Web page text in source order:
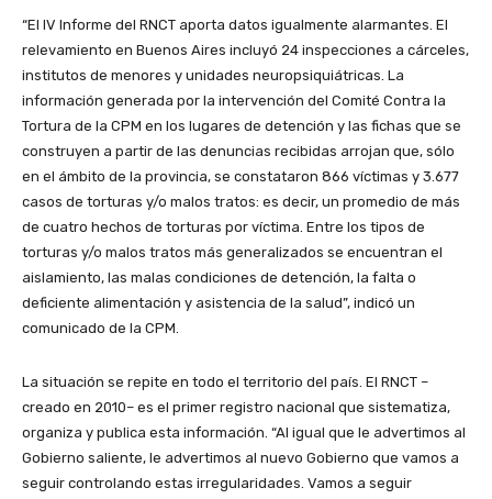
“El IV Informe del RNCT aporta datos igualmente alarmantes. El
relevamiento en Buenos Aires incluyó 24 inspecciones a cárceles,
institutos de menores y unidades neuropsiquiátricas. La
información generada por la intervención del Comité Contra la
Tortura de la CPM en los lugares de detención y las fichas que se
construyen a partir de las denuncias recibidas arrojan que, sólo
en el ámbito de la provincia, se constataron 866 víctimas y 3.677
casos de torturas y/o malos tratos: es decir, un promedio de más
de cuatro hechos de torturas por víctima. Entre los tipos de
torturas y/o malos tratos más generalizados se encuentran el
aislamiento, las malas condiciones de detención, la falta o
deficiente alimentación y asistencia de la salud”, indicó un
comunicado de la CPM.
La situación se repite en todo el territorio del país. El RNCT –
creado en 2010– es el primer registro nacional que sistematiza,
organiza y publica esta información. “Al igual que le advertimos al
Gobierno saliente, le advertimos al nuevo Gobierno que vamos a
seguir controlando estas irregularidades. Vamos a seguir